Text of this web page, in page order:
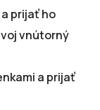
prijať ho
vnútorný
a prijať